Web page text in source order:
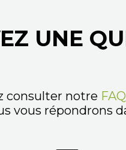
UNE
consulter notre FAQ
vous répondrons